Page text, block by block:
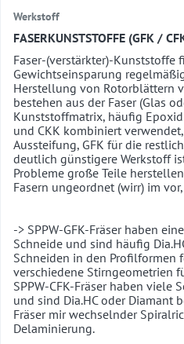
Werkstoff
FASERKUNSTSTOFFE (GFK /
Faser-(verstärkter)-Kunststoffe
Gewichtseinsparung
Herstellung von Rotorblättern
bestehen aus der Faser (Glas
Kunststoffmatrix, häufig
und CKK kombiniert
Aussteifung, GFK für die
deutlich günstigere Werkstoff
Probleme große Teile
Fasern ungeordnet (wirr) im
-> SPPW-GFK-Fräser haben
Schneide und sind häufig
Schneiden in den Profilformen
verschiedene Stirngeometrien
SPPW-CFK-Fräser haben viele
und sind Dia.HC oder Diamant
Fräser mir wechselnder
Delaminierung.